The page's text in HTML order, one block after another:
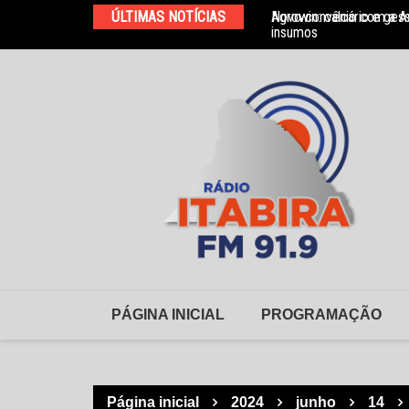
o
ÚLTIMAS NOTÍCIAS
Agrowin: calcário e
insumos
Novo convênio com a
PÁGINA INICIAL PROGRAMAÇÃO
Página inicial 2024 junho 14